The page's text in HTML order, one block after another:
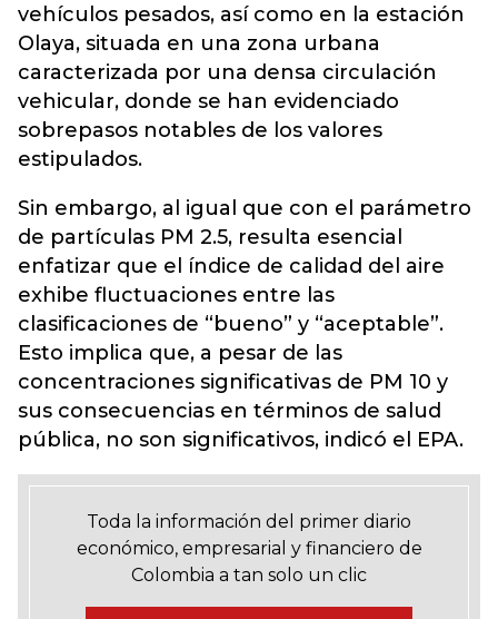
vehículos pesados, así como en la estación
Olaya, situada en una zona urbana
caracterizada por una densa circulación
vehicular, donde se han evidenciado
sobrepasos notables de los valores
estipulados.
Sin embargo, al igual que con el parámetro
de partículas PM 2.5, resulta esencial
enfatizar que el índice de calidad del aire
exhibe fluctuaciones entre las
clasificaciones de “bueno” y “aceptable”.
Esto implica que, a pesar de las
concentraciones significativas de PM 10 y
sus consecuencias en términos de salud
pública, no son significativos, indicó el EPA.
Toda la información del primer diario
económico, empresarial y financiero de
Colombia a tan solo un clic